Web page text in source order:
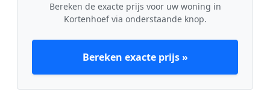
Bereken de exacte prijs voor uw woning in
Kortenhoef via onderstaande knop.
Bereken exacte prijs »